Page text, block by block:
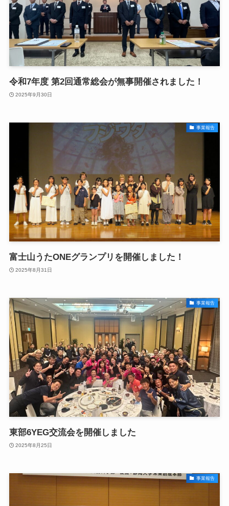
令和7年度 第2回通常総会が無事開催されました！
2025年9月30日
事業報告
富士山うたONEグランプリを開催しました！
2025年8月31日
事業報告
東部6YEG交流会を開催しました
2025年8月25日
事業報告